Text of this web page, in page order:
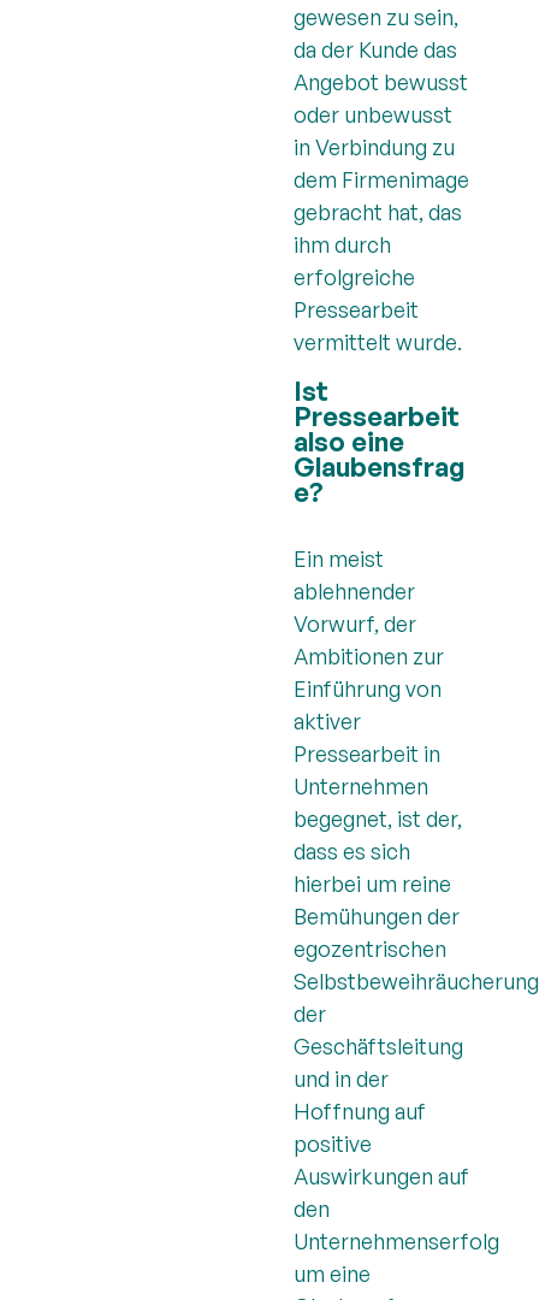
gewesen zu sein,
da der Kunde das
Angebot bewusst
oder unbewusst
in Verbindung zu
dem Firmenimage
gebracht hat, das
ihm durch
erfolgreiche
Pressearbeit
vermittelt wurde.
Ist
Pressearbeit
also eine
Glaubensfrag
e?
Ein meist
ablehnender
Vorwurf, der
Ambitionen zur
Einführung von
aktiver
Pressearbeit in
Unternehmen
begegnet, ist der,
dass es sich
hierbei um reine
Bemühungen der
egozentrischen
Selbstbeweihräucherung
der
Geschäftsleitung
und in der
Hoffnung auf
positive
Auswirkungen auf
den
Unternehmenserfolg
um eine